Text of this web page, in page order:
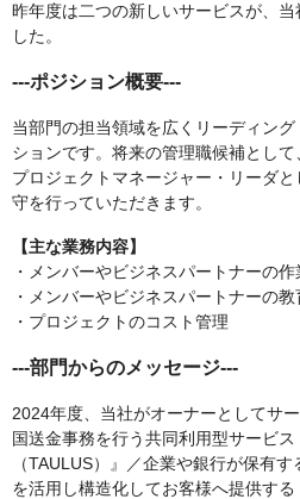
昨年度は二つの新しいサービスが、
した。
---ポジション概要---
当部門の担当領域を広くリーディン
ションです。将来の管理職候補として
プロジェクトマネージャー・リーダ
守を行っていただきます。
【主な業務内容】
・メンバーやビジネスパートナーの
・メンバーやビジネスパートナーの教
・プロジェクトのコスト管理
---部門からのメッセージ---
2024年度、当社がオーナーとしてサ
国送金事務を行う共同利用型サービ
（TAULUS）』／企業や銀行が保有
を活用し構造化してお客様へ提供す